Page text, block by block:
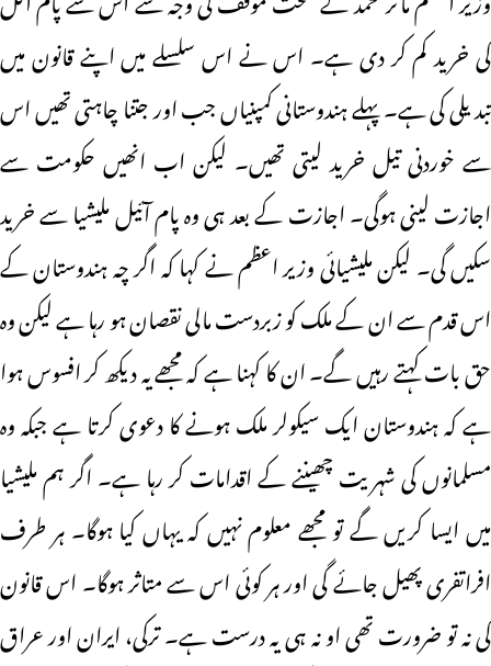
کی خرید کم کر دی ہے۔ اس نے اس سلسلے میں اپنے قانون میں
تبدیلی کی ہے۔ پہلے ہندوستانی کمپنیاں جب اور جتنا چاہتی تھیں اس
سے خوردنی تیل خرید لیتی تھیں۔ لیکن اب انھیں حکومت سے
اجازت لینی ہوگی۔ اجازت کے بعد ہی وہ پام آئیل ملیشیا سے خرید
سکیں گی۔ لیکن ملیشیائی وزیر اعظم نے کہا کہ اگر چہ ہندوستان کے
اس قدم سے ان کے ملک کو زبردست مالی نقصان ہو رہا ہے لیکن وہ
حق بات کہتے رہیں گے۔ ان کا کہنا ہے کہ مجھے یہ دیکھ کر افسوس ہوا
ہے کہ ہندوستان ایک سیکولر ملک ہونے کا دعوی کرتا ہے جبکہ وہ
مسلمانوں کی شہریت چھیننے کے اقدامات کر رہا ہے۔ اگر ہم ملیشیا
میں ایسا کریں گے تو مجھے معلوم نہیں کہ یہاں کیا ہوگا۔ ہر طرف
افراتفری پھیل جائے گی اور ہر کوئی اس سے متاثر ہوگا۔ اس قانون
کی نہ تو ضرورت تھی او نہ ہی یہ درست ہے۔ ترکی، ایران اور عراق